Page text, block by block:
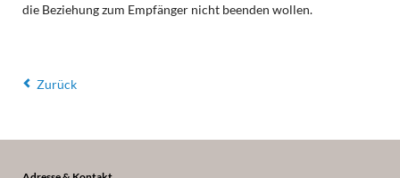
die Beziehung zum Empfänger nicht beenden wollen.
Zurück